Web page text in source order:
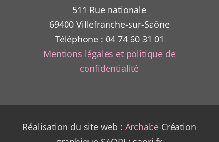
511 Rue nationale
69400 Villefranche-sur-Saône
Téléphone : 04 74 60 31 01
Mentions légales et politique de
confidentialité
Réalisation du site web :Archabe Création